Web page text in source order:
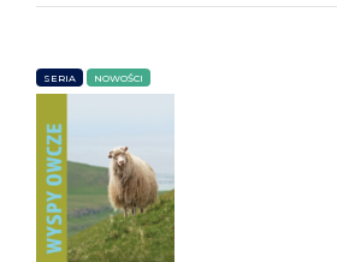
SERIA NOWOŚCI